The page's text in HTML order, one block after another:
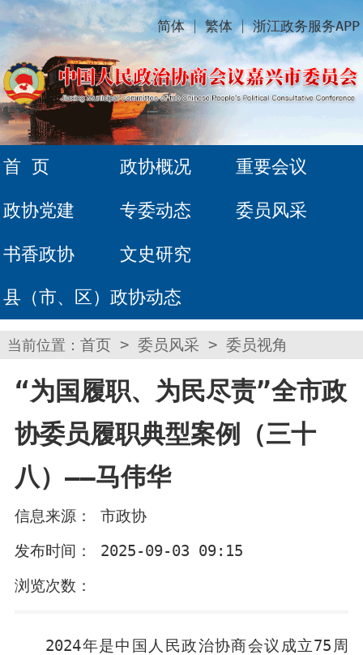
简体 繁体 浙江政务服务APP
首 页 政协概况 重要会议
政协党建 专委动态 委员风采
书香政协 文史研究
县（市、区）政协动态
当前位置： 首页 > 委员风采 > 委员视角
“为国履职、为民尽责”全市政
协委员履职典型案例（三十
八）——马伟华
信息来源： 市政协
发布时间： 2025-09-03 09:15
浏览次数：
2024年是中国人民政治协商会议成立75周